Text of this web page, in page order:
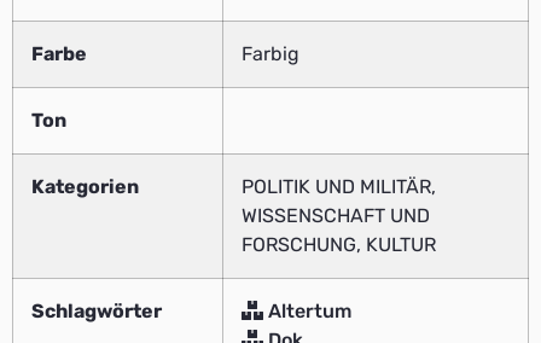
Farbe Farbig
Ton
Kategorien
POLITIK UND MILITÄR,
WISSENSCHAFT UND
FORSCHUNG, KULTUR
Schlagwörter
Altertum